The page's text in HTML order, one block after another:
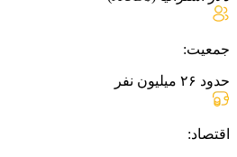
جمعیت:
حدود ۲۶ میلیون نفر
اقتصاد: